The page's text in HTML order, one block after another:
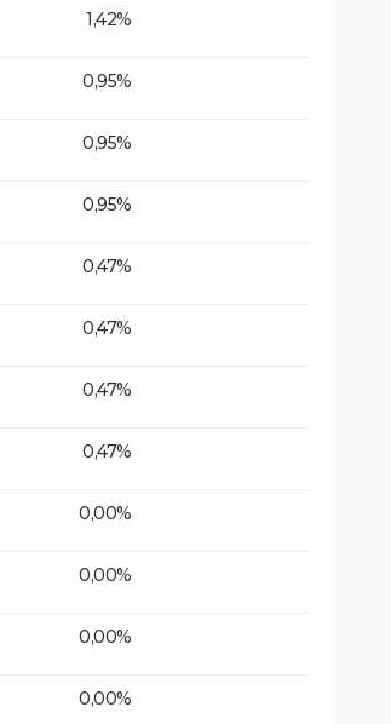
1,42%
0,95%
0,95%
0,95%
0,47%
0,47%
0,47%
0,47%
0,00%
0,00%
0,00%
0,00%